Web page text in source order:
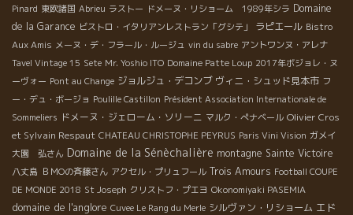
Pinard 東欧諸国 Abrieu ラストー ドメーヌ・リショーム 1989年シラ Domaine
de la Garance ビストロ・イタリアンレストラン「グシテ」 ラピエール Bistro
Aux Amis メーヌ・デ・フラール・ルージュ vin du sabre アントワンヌ・アレナ
Tavel Vintage 15 Sete Mr. Yoshio ITO Domaine Patte Loup 2017年ボジョレ・ヌ
ーヴォー Pont au Change ジョルジュ・デコンブ ヴィニ・シュッド見本市 フ
ー・デュ・ボージョ Poulille Castillon Président Association Internationale de
Sommeliers ドメーヌ・ジェローム・ソリーニ マルク・ぺナベール Olivier Cros
et Sylvain Respaut CHATEAU CHRISTOPHE PEYRUS Paris Vini Vision ガメイ
大園 弘さん Domaine de la Sénèchalière montagne Sainte Victoire
八丈島 ＢＭОの斉藤さん アクセル・プリュフール Trois Amours Football COUPE
DE MONDE 2018 St Joseph クリストフ・プエヨ Okonomiyaki PASEMIA
domaine de l'anglore Cuvee Le Rang du Merle シルヴァン・リショーム エド